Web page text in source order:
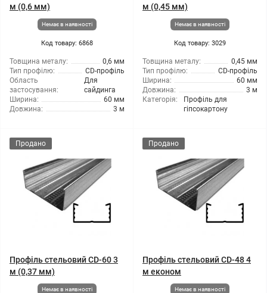
м (0,6 мм)
Немає в наявності
Код товару: 6868
Товщина металу:
0,6 мм
Тип профілю:
CD-профіль
Область
застосування:
Для
сайдинга
Ширина:
60 мм
Довжина:
3 м
м (0,45 мм)
Немає в наявності
Код товару: 3029
Товщина металу:
0,45 мм
Тип профілю:
CD-профіль
Ширина:
60 мм
Довжина:
3 м
Категорія:
Профіль для
гіпсокартону
Продано
Профіль стельовий CD-60 3
м (0,37 мм)
Немає в наявності
Продано
Профіль стельовий CD-48 4
м економ
Немає в наявності